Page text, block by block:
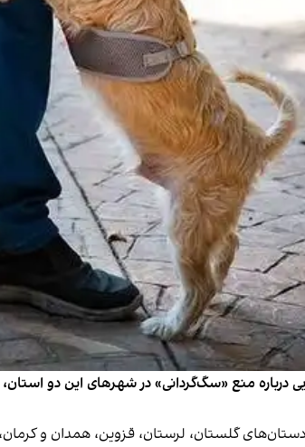
درباره منع «سگ‌گردانی» در شهرهای این دو
گلستان، لرستان، قزوین، همدان و